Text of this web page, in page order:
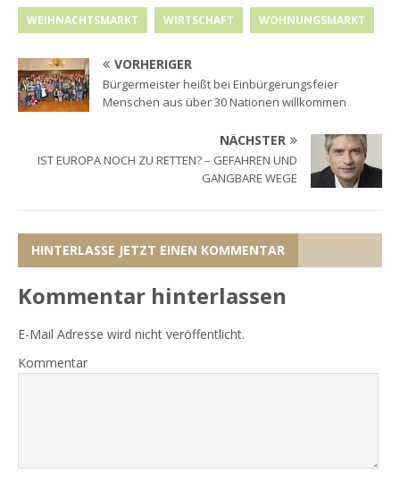
WEIHNACHTSMARKT WIRTSCHAFT WOHNUNGSMARKT
VORHERIGER
Bürgermeister heißt bei Einbürgerungsfeier
Menschen aus über 30 Nationen willkommen
NÄCHSTER
IST EUROPA NOCH ZU RETTEN? – GEFAHREN UND
GANGBARE WEGE
HINTERLASSE JETZT EINEN KOMMENTAR
Kommentar hinterlassen
E-Mail Adresse wird nicht veröffentlicht.
Kommentar